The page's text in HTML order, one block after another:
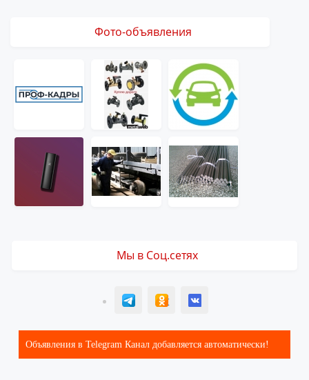
Фото-объявления
Мы в Соц.сетях
T ОК ВК
Объявления в Telegram Канал добавляется автоматически!